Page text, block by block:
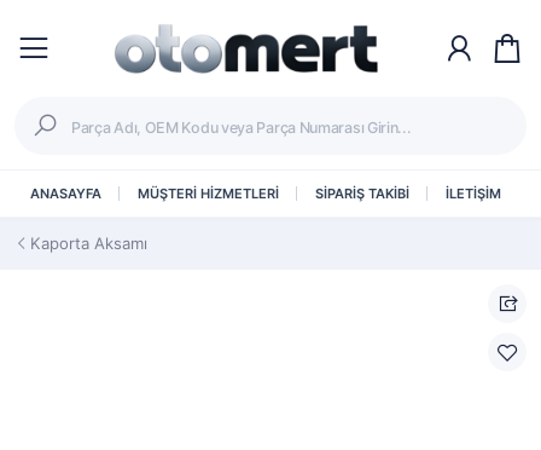
ANASAYFA MÜŞTERİ HİZMETLERİ SİPARİŞ TAKİBİ İLETİŞİM
Kaporta Aksamı